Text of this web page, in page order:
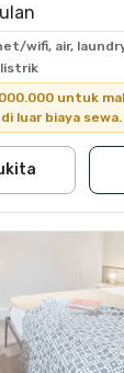
wifi, air,
untuk
luar biaya sewa.